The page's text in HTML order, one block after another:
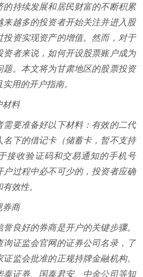
的持续发展和居民财富的不断积累
来越多的投资者开始关注并进入股
投资实现资产的增值。然而，对于
资者来说，如何开设股票账户成为
题。本文将为甘肃地区的股票投资
用的开户指南。
材料
需要准备好以下材料：有效的二代
名下的借记卡（储蓄卡，暂不支持
接收验证码和交易通知的手机号
户过程中必不可少的，投资者应确
效性。
券商
良好的券商是开户的关键步骤。
询证监会官网的证券公司名录，了
监会批准的正规持牌金融机构。
泰证券、国泰君安、中金公司等知